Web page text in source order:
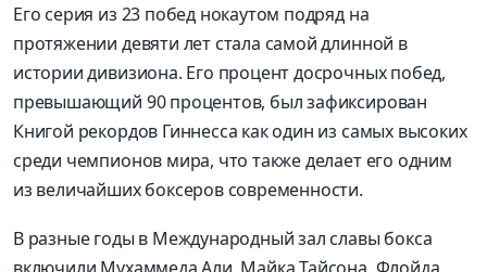
Его серия из 23 побед нокаутом подряд на
протяжении девяти лет стала самой длинной в
истории дивизиона. Его процент досрочных побед,
превышающий 90 процентов, был зафиксирован
Книгой рекордов Гиннесса как один из самых высоких
среди чемпионов мира, что также делает его одним
из величайших боксеров современности.
В разные годы в Международный зал славы бокса